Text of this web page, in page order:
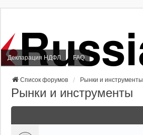
Декларация НДФЛ FAQ
Список форумов Рынки и инструменты
Рынки и инструменты